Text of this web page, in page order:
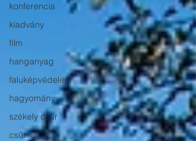
konferencia
kiadvány
film
hanganyag
faluképvédelem
hagyomány
székely csűr
csűr